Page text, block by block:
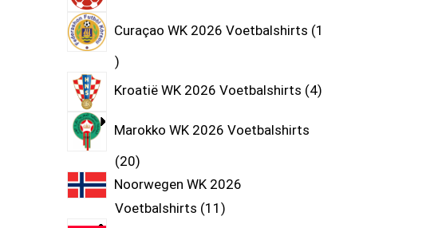
Curaçao WK 2026 Voetbalshirts 1
Kroatië WK 2026 Voetbalshirts 4
Marokko WK 2026 Voetbalshirts
20
Noorwegen WK 2026
Voetbalshirts 11